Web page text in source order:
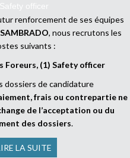
Safety officer
renforcement de ses équipes
SAMBRADO, nous recrutons les
suivants :
Foreurs, (1) Safety officer
dossiers de candidature
frais ou contrepartie ne
de l’acceptation ou du
des dossiers.
LA SUITE